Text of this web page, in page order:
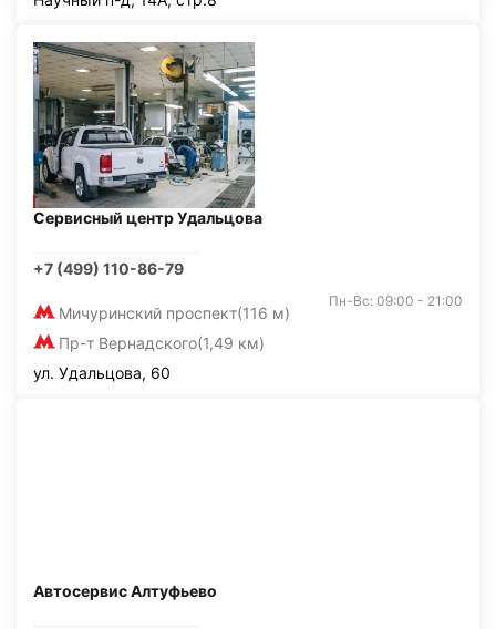
Сервисный центр Удальцова
+7 (499) 110-86-79
Мичуринский проспект(116 м)
Пр-т Вернадского(1,49 км)
Пн-Вс: 09:00 - 21:00
ул. Удальцова, 60
Автосервис Алтуфьево